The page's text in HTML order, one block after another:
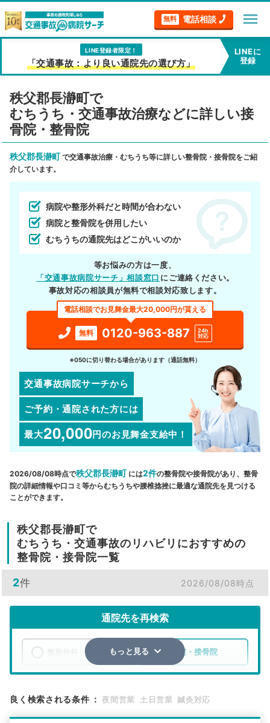
無料 電話相談 menu
LINE登録者限定！
「交通事故：より良い通院先の選び方」
LINEに
登録
秩父郡長瀞町で
むちうち・交通事故治療などに詳しい接
骨院・整骨院
秩父郡長瀞町で交通事故治療・むちうち等に詳しい整骨院・接骨院をご紹
介しています。
病院や整形外科だと時間が合わない
病院と整骨院を併用したい
むちうちの通院先はどこがいいのか
等お悩みの方は一度、
「交通事故病院サーチ」相談窓口 にご連絡ください。
事故対応の相談員が無料で相談対応致します。
電話相談でお見舞金最大20,000円が貰える
無料 0120-963-887
24h
対応
※050に切り替わる場合があります（通話無料）
交通事故病院サーチから
ご予約・通院された方には
最大20,000円のお見舞金支給中！
2026/08/08時点で秩父郡長瀞町 には2件の整骨院や接骨院があり、整骨
院の詳細情報や口コミ等からむちうちや腰椎捻挫に最適な通院先を見つける
ことができます。
秩父郡長瀞町で
むちうち・交通事故のリハビリにおすすめの
整骨院・接骨院一覧
2件 2026/08/08時点
通院先を再検索
整骨院・接骨院
検索する
もっと見る
良く検索される条件 ： 夜間営業 土日営業 鍼灸対応